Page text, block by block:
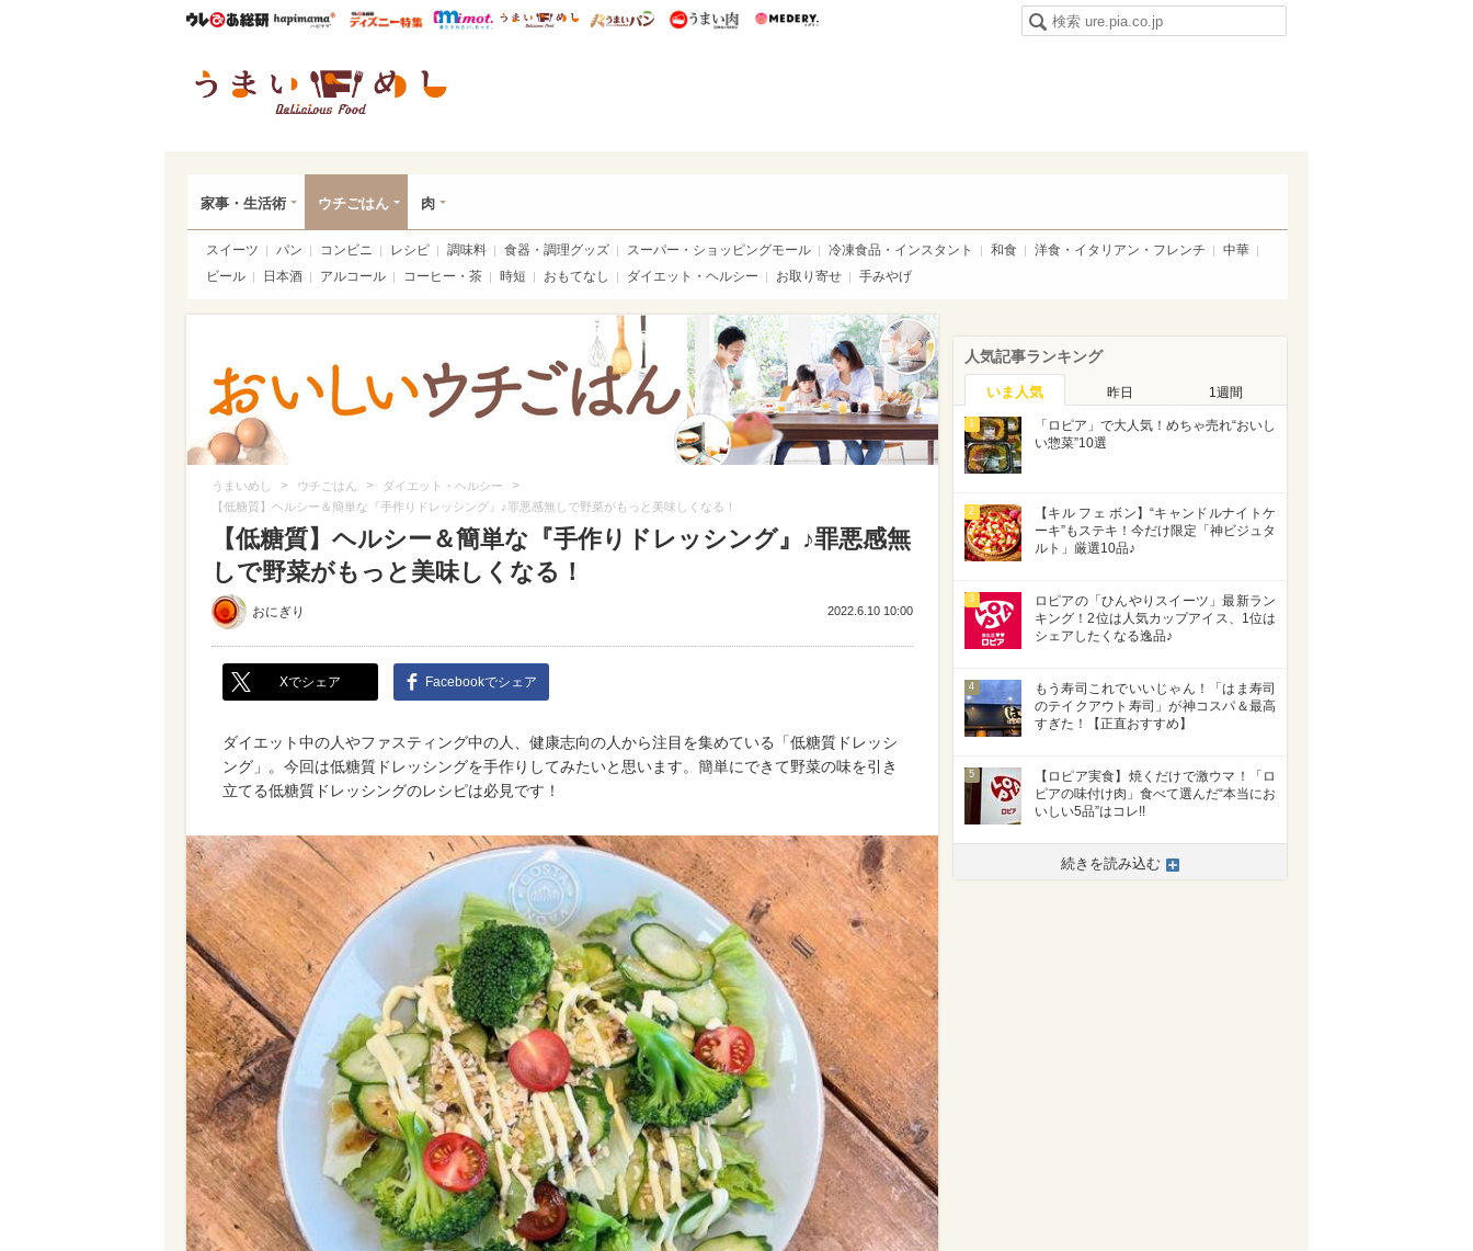
ウレぴあ総研ハピママ* ウレぴあ総研 ディズニー特集
mimot. うまいめし うまいパン うまい肉
家事・生活術 ウチごはん 肉
スイーツ パン コンビニ レシピ 調味料 食器・調理グッズ スーパー・ショッピングモール 冷凍食品・インスタント 和食 洋食・イタリアン・フレンチ
中華
ビール
日本酒 アルコール コーヒー・茶 時短 おもてなし ダイエット・ヘルシー お取り寄せ 手みやげ
うまいめし > ウチごはん > ダイエット・ヘルシー >
【低糖質】ヘルシー＆簡単な『手作りドレッシング』♪罪悪感無しで野菜がもっと美味しくなる！
【低糖質】ヘルシー＆簡単な『手作りドレッシング』♪罪悪感無
しで野菜がもっと美味しくなる！
おにぎり 2022.6.10 10:00
Xでシェア Facebookでシェア
ダイエット中の人やファスティング中の人、健康志向の人から注目を集めている「低糖質ドレッシ
ング」。今回は低糖質ドレッシングを手作りしてみたいと思います。簡単にできて野菜の味を引き
立てる低糖質ドレッシングのレシピは必見です！
人気記事ランキング
いま人気 昨日 1週間
1
「ロピア」で大人気！めちゃ売れ“おいし
い惣菜”10選
2
【キル フェ ボン】“キャンドルナイトケ
ーキ”もステキ！今だけ限定「神ビジュタ
ルト」厳選10品♪
3
ロピアの「ひんやりスイーツ」最新ラン
キング！2位は人気カップアイス、1位は
シェアしたくなる逸品♪
4
もう寿司これでいいじゃん！「はま寿司
のテイクアウト寿司」が神コスパ＆最高
すぎた！【正直おすすめ】
5
【ロピア実食】焼くだけで激ウマ！「ロ
ピアの味付け肉」食べて選んだ“本当にお
いしい5品”はコレ!!
続きを読み込む